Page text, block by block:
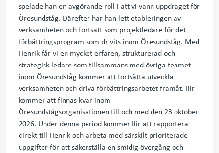
spelade han en avgörande roll i att vi vann uppdraget för
Öresundståg. Därefter har han lett etableringen av
verksamheten och fortsatt som projektledare för det
förbättringsprogram som drivits inom Öresundståg. Med
Henrik får vi en mycket erfaren, strukturerad och
strategisk ledare som tillsammans med övriga teamet
inom Öresundståg kommer att fortsätta utveckla
verksamheten och driva förbättringsarbetet framåt. Ilir
kommer att finnas kvar inom
Öresundstågsorganisationen till och med den 23 oktober
2026. Under denna period kommer Ilir att rapportera
direkt till Henrik och arbeta med särskilt prioriterade
uppgifter för att säkerställa en smidig övergång och